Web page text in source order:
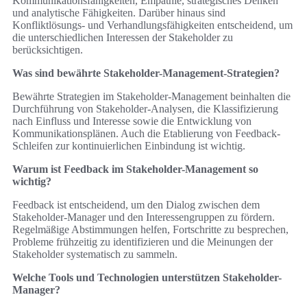
und analytische Fähigkeiten. Darüber hinaus sind
Konfliktlösungs- und Verhandlungsfähigkeiten entscheidend, um
die unterschiedlichen Interessen der Stakeholder zu
berücksichtigen.
Was sind bewährte Stakeholder-Management-Strategien?
Bewährte Strategien im Stakeholder-Management beinhalten die
Durchführung von Stakeholder-Analysen, die Klassifizierung
nach Einfluss und Interesse sowie die Entwicklung von
Kommunikationsplänen. Auch die Etablierung von Feedback-
Schleifen zur kontinuierlichen Einbindung ist wichtig.
Warum ist Feedback im Stakeholder-Management so
wichtig?
Feedback ist entscheidend, um den Dialog zwischen dem
Stakeholder-Manager und den Interessengruppen zu fördern.
Regelmäßige Abstimmungen helfen, Fortschritte zu besprechen,
Probleme frühzeitig zu identifizieren und die Meinungen der
Stakeholder systematisch zu sammeln.
Welche Tools und Technologien unterstützen Stakeholder-
Manager?